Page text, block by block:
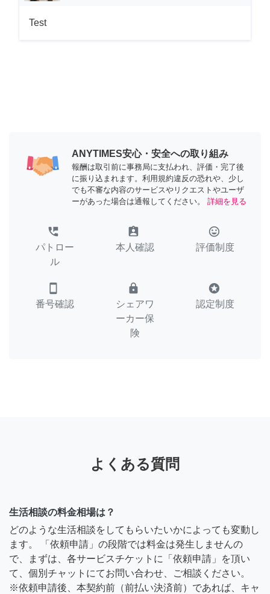
Test
ANYTIMES安心・安全への取り組み
報酬は取引前に事務局に支払われ、評価・完了後
に振り込まれます。利用規約違反の恐れや、少し
でも不審な内容のサービスやリクエストやユーザ
ーがあった場合は通報してください。
詳細を見る
perm_phone_msg
パトロー
ル
assignment_ind
本人確認
tag_faces
評価制度
smartphone
番号確認
lock
シェアワ
ーカー保
険
stars
認定制度
よくある質問
生活相談の料金相場は？
どのような生活相談をしてもらいたいかによっても変動し
ます。 「依頼申請」の段階では料金は発生しませんの
で、まずは、各サービスチケットに「依頼申請」を頂い
て、個別チャットにてお問い合わせ、ご相談ください。
※依頼申請後、本契約前（前払い決済前）であれば、キャ